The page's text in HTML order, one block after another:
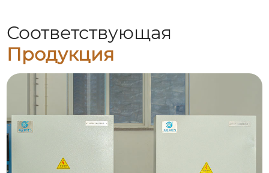
Соответствующая
Продукция